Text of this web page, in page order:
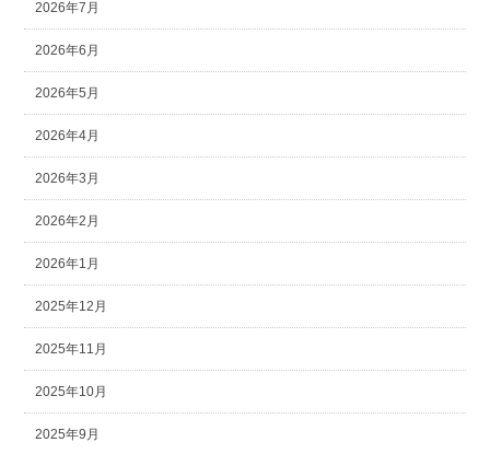
2026年7月
2026年6月
2026年5月
2026年4月
2026年3月
2026年2月
2026年1月
2025年12月
2025年11月
2025年10月
2025年9月